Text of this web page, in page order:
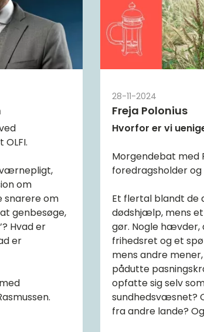
værnepligt,
om
snarere om
genbesøge,
Hvad er
er
28-11-2024
Freja Polonius
Hvorfor er vi
Morgendebat med
foredragsholder
Et flertal blandt de
dødshjælp, mens
gør. Nogle hævder,
frihedsret og et
mens andre
pådutte
opfatte sig selv
sundhedsvæsnet?
fra andre lande?